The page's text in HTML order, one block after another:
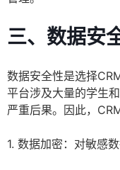
三、数据安
数据安全性是选择
平台涉及大量的学生
严重后果。因此，
1. 数据加密：对敏感